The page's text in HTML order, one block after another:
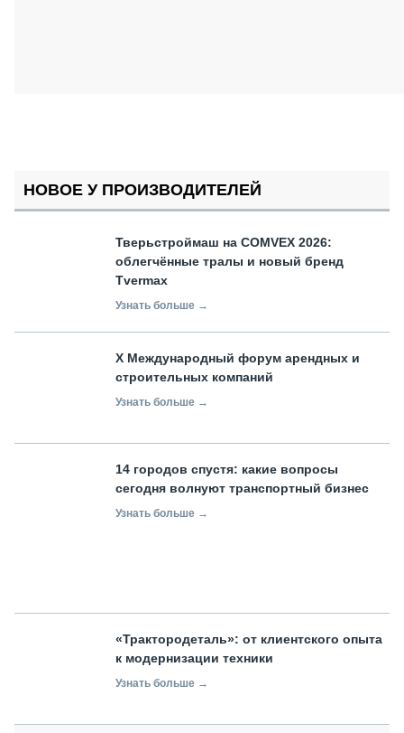
НОВОЕ У ПРОИЗВОДИТЕЛЕЙ
Тверьстроймаш на COMVEX 2026:
облегчённые тралы и новый бренд
Tvermax
Узнать больше →
X Международный форум арендных и
строительных компаний
Узнать больше →
14 городов спустя: какие вопросы
сегодня волнуют транспортный бизнес
Узнать больше →
«Трактородеталь»: от клиентского опыта
к модернизации техники
Узнать больше →